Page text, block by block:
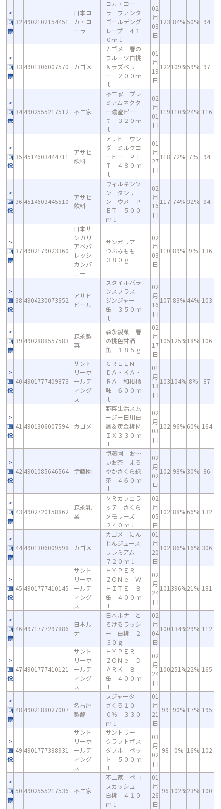
画
像
32 4902102154451
日本コ
カ・コ
ーラ
コカ・コー
ラ ファンタ
ゴールデング
レープ ４１
０ｍｌ
02
月
03
日
123 84% 50% 94
画
像
33 4901306007570 カゴメ
カゴメ 春の
フルーツ白桃
＆ラズベリ
ー ２００ｍ
ｌ
01
月
19
日
122109%59% 97
画
像
34 4902555217512 不二家
不二家 プレ
ミアムネクタ
ー濃蜜ピー
チ ３２０ｍ
ｌ
02
月
01
日
119110%24% 116
画
像
35 4514603444711
アサヒ
飲料
アサヒ ワン
ダ ミルクコ
ーヒー ＰＥ
Ｔ ４８０ｍ
ｌ
01
月
27
日
118 72% 7% 94
画
像
36 4514603445510
アサヒ
飲料
ウィルキンソ
ン タンサ
ン ウメ Ｐ
ＥＴ ５００
ｍｌ
02
月
16
日
117 74% 32% 84
画
像
37 4902179023360
日本サ
ンガリ
アベバ
レッジ
カンパ
ニー
サンガリア
つぶみもも
３８０ｇ
02
月
03
日
110 89% 9% 136
画
像
38 4904230073352
アサヒ
ビール
スタイルバラ
ンスプラス
ジンジャー
缶 ３５０ｍ
ｌ
02
月
16
日
107 83% 44% 103
画
像
39 4902888557583
森永製
菓
森永製菓 春
の桃色甘酒
缶 １８５ｇ
02
月
17
日
105125%18% 106
画
像
40 4901777409873
サント
リーホ
ールデ
ィング
ス
ＧＲＥＥＮ
ＤＡ・ＫＡ・
ＲＡ 和柑橘
味 ６００ｍ
ｌ
01
月
13
日
103104% 8% 87
画
像
41 4901306007594 カゴメ
野菜生活スム
ージー日川白
鳳＆黄金桃Ｍ
ＩＸ３３０ｍ
ｌ
02
月
03
日
102 96% 60% 164
画
像
42 4901085646564 伊藤園
伊藤園 お～
いお茶 まろ
やかさくら緑
茶 ４６０ｍ
ｌ
02
月
02
日
102 98% 30% 86
画
像
43 4902720158862
森永乳
業
ＭＲカフェラ
ッテ さくら
メモリーズ
２４０ｍｌ
02
月
05
日
102 88% 66% 132
画
像
44 4901306009598 カゴメ
カゴメ にん
じんジュース
プレミアム
７２０ｍｌ
01
月
20
日
102 86% 16% 306
画
像
45 4901777410145
サント
リーホ
ールデ
ィング
ス
ＨＹＰＥＲ
ＺＯＮｅ Ｗ
ＨＩＴＥ Ｂ
缶 ４００ｍ
ｌ
02
月
24
日
101 396%21% 181
画
像
46 4971777297886
日本ル
ナ
日本ルナ と
ろけるラッシ
ー 白桃 ２
３０ｇ
02
月
04
日
100134%29% 112
画
像
47 4901777410121
サント
リーホ
ールデ
ィング
ス
ＨＹＰＥＲ
ＺＯＮｅ Ｄ
ＡＲＫ Ｂ
缶 ４００ｍ
ｌ
02
月
24
日
100251%22% 165
画
像
48 4902188027007
名古屋
製酪
スジャータ
ざくろ１０
０％ ３３０
ｍｌ
01
月
21
日
99 90% 17% 195
画
像
49 4901777398931
サント
リーホ
ールデ
ィング
ス
サントリー
クラフトボス
ダブル ペッ
ト ５００ｍ
ｌ
03
月
02
日
98 0% 16% 102
画
像
50 4902555217536 不二家
不二家 ペコ
スカッシュ
白桃 ４１０
ｍｌ
01
月
26
日
96 102%23% 100